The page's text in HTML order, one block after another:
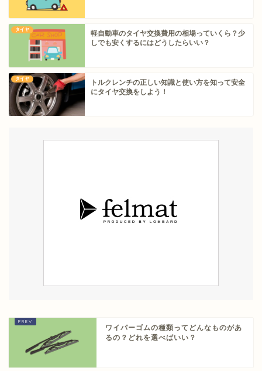
タイヤ
軽自動車のタイヤ交換費用の相場っていくら？少
しでも安くするにはどうしたらいい？
タイヤ
トルクレンチの正しい知識と使い方を知って安全
にタイヤ交換をしよう！
ワイパーゴムの種類ってどんなものがあ
るの？どれを選べばいい？